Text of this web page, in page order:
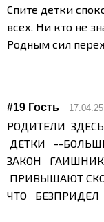
Спите детки
всех. Ни кто не
Родным сил
#19 Гость
РОДИТЕЛИ
ДЕТКИ --
ЗАКОН
ПРИВЫШАЮТ
ЧТО БЕЗПРИДЕЛ